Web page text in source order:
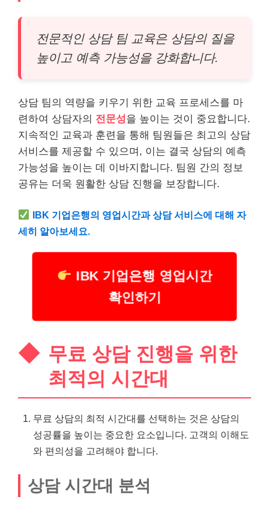
전문적인 상담 팀 교육은 상담의 질을
높이고 예측 가능성을 강화합니다.
상담 팀의 역량을 키우기 위한 교육 프로세스를 마
련하여 상담자의 전문성을 높이는 것이 중요합니다.
지속적인 교육과 훈련을 통해 팀원들은 최고의 상담
서비스를 제공할 수 있으며, 이는 결국 상담의 예측
가능성을 높이는 데 이바지합니다. 팀원 간의 정보
공유는 더욱 원활한 상담 진행을 보장합니다.
IBK 기업은행의 영업시간과 상담 서비스에 대해 자
세히 알아보세요.
IBK 기업은행 영업시간
확인하기
무료 상담 진행을 위한
최적의 시간대
무료 상담의 최적 시간대를 선택하는 것은 상담의
성공률을 높이는 중요한 요소입니다. 고객의 이해도
와 편의성을 고려해야 합니다.
상담 시간대 분석